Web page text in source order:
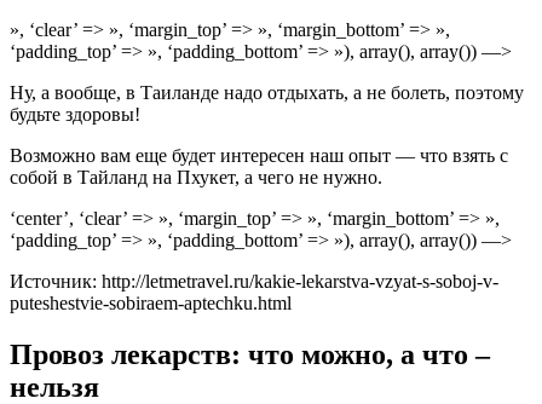
», ‘clear’ => », ‘margin_top’ => », ‘margin_bottom’ => »,
‘padding_top’ => », ‘padding_bottom’ => »), array(), array()) —>
Ну, а вообще, в Таиланде надо отдыхать, а не болеть, поэтому
будьте здоровы!
Возможно вам еще будет интересен наш опыт — что взять с
собой в Тайланд на Пхукет, а чего не нужно.
‘center’, ‘clear’ => », ‘margin_top’ => », ‘margin_bottom’ => »,
‘padding_top’ => », ‘padding_bottom’ => »), array(), array()) —>
Источник: http://letmetravel.ru/kakie-lekarstva-vzyat-s-soboj-v-
puteshestvie-sobiraem-aptechku.html
Провоз лекарств: что можно, а что –
нельзя